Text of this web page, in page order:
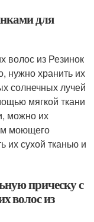
для
волос из Резинок
нужно хранить их
солнечных лучей
мягкой ткани
можно их
моющего
их сухой тканью и
прическу с
волос из